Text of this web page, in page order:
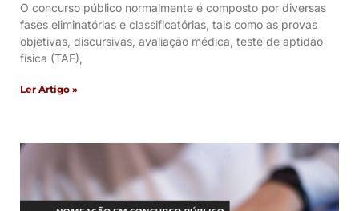
O concurso público normalmente é composto por diversas
fases eliminatórias e classificatórias, tais como as provas
objetivas, discursivas, avaliação médica, teste de aptidão
física (TAF),
Ler Artigo »